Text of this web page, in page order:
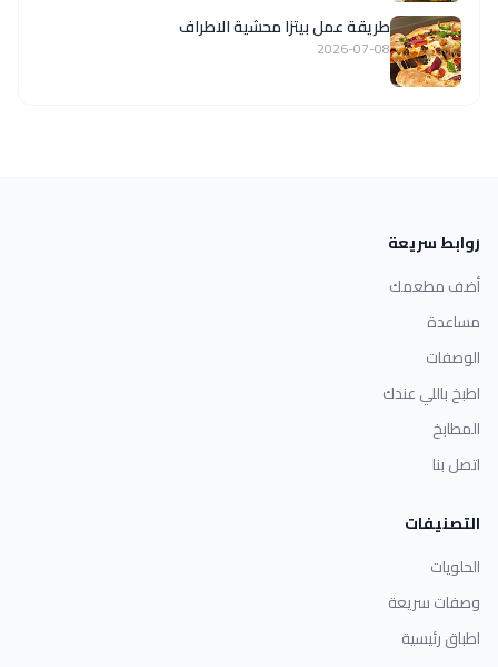
طريقة عمل بيتزا محشية الاطراف
2026-07-08
روابط سريعة
أضف مطعمك
مساعدة
الوصفات
اطبخ باللي عندك
المطابخ
اتصل بنا
التصنيفات
الحلويات
وصفات سريعة
اطباق رئيسية